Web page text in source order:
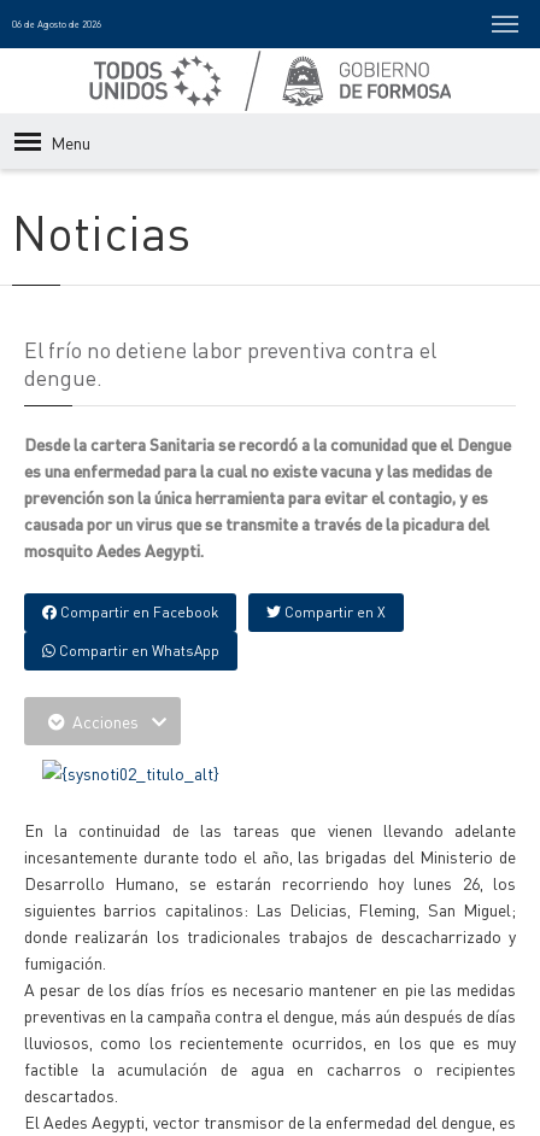
06 de Agosto de 2026
Menu
Noticias
El frío no detiene labor preventiva contra el
dengue.
Desde la cartera Sanitaria se recordó a la comunidad que el Dengue
es una enfermedad para la cual no existe vacuna y las medidas de
prevención son la única herramienta para evitar el contagio, y es
causada por un virus que se transmite a través de la picadura del
mosquito Aedes Aegypti.
Compartir en Facebook Compartir en X
Compartir en WhatsApp
Acciones
En la continuidad de las tareas que vienen llevando adelante
incesantemente durante todo el año, las brigadas del Ministerio de
Desarrollo Humano, se estarán recorriendo hoy lunes 26, los
siguientes barrios capitalinos: Las Delicias, Fleming, San Miguel;
donde realizarán los tradicionales trabajos de descacharrizado y
fumigación.
A pesar de los días fríos es necesario mantener en pie las medidas
preventivas en la campaña contra el dengue, más aún después de días
lluviosos, como los recientemente ocurridos, en los que es muy
factible la acumulación de agua en cacharros o recipientes
descartados.
El Aedes Aegypti, vector transmisor de la enfermedad del dengue, es